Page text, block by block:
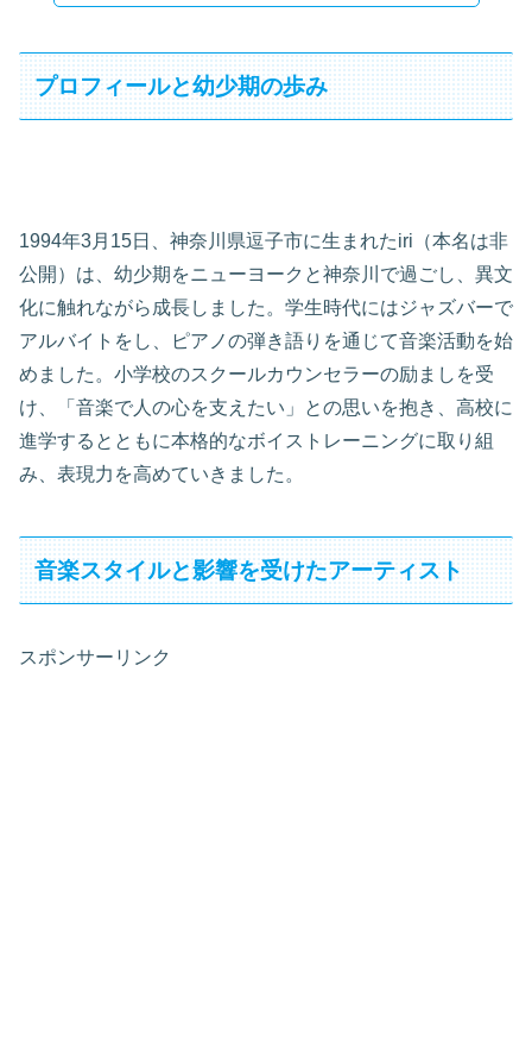
プロフィールと幼少期の歩み
1994年3月15日、神奈川県逗子市に生まれたiri（本名は非
公開）は、幼少期をニューヨークと神奈川で過ごし、異文
化に触れながら成長しました。学生時代にはジャズバーで
アルバイトをし、ピアノの弾き語りを通じて音楽活動を始
めました。小学校のスクールカウンセラーの励ましを受
け、「音楽で人の心を支えたい」との思いを抱き、高校に
進学するとともに本格的なボイストレーニングに取り組
み、表現力を高めていきました。
音楽スタイルと影響を受けたアーティスト
スポンサーリンク